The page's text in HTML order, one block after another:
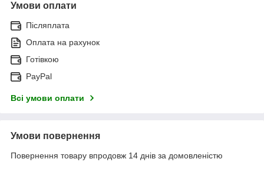
Умови оплати
Післяплата
Оплата на рахунок
Готівкою
PayPal
Всі умови оплати
Умови повернення
Повернення товару впродовж 14 днів за домовленістю